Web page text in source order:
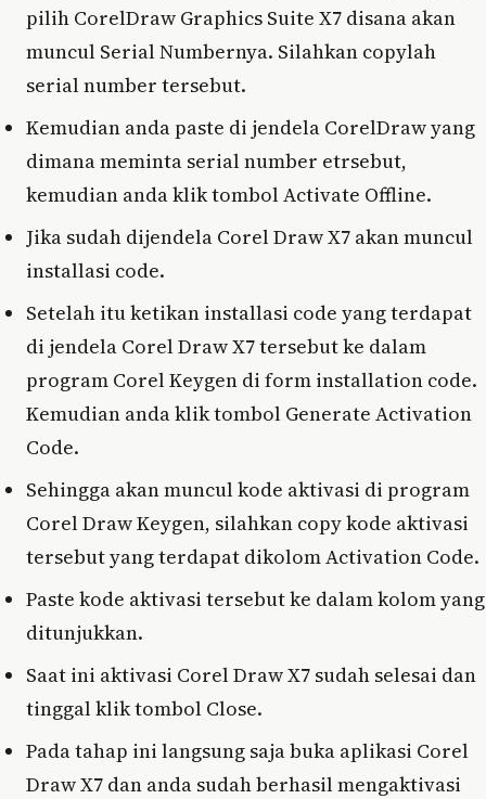
pilih CorelDraw Graphics Suite X7 disana akan
muncul Serial Numbernya. Silahkan copylah
serial number tersebut.
Kemudian anda paste di jendela CorelDraw yang
dimana meminta serial number etrsebut,
kemudian anda klik tombol Activate Offline.
Jika sudah dijendela Corel Draw X7 akan muncul
installasi code.
Setelah itu ketikan installasi code yang terdapat
di jendela Corel Draw X7 tersebut ke dalam
program Corel Keygen di form installation code.
Kemudian anda klik tombol Generate Activation
Code.
Sehingga akan muncul kode aktivasi di program
Corel Draw Keygen, silahkan copy kode aktivasi
tersebut yang terdapat dikolom Activation Code.
Paste kode aktivasi tersebut ke dalam kolom yang
ditunjukkan.
Saat ini aktivasi Corel Draw X7 sudah selesai dan
tinggal klik tombol Close.
Pada tahap ini langsung saja buka aplikasi Corel
Draw X7 dan anda sudah berhasil mengaktivasi